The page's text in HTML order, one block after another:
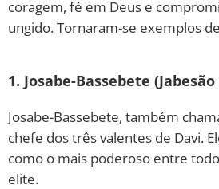
coragem, fé em Deus e
ungido. Tornaram-se exemplos
1. Josabe-Bassebete
Josabe-Bassebete, também
chefe dos três valentes de Davi.
como o mais poderoso entre
elite.